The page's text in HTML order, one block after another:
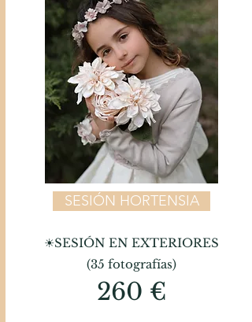
SESIÓN HORTENSIA
☀SESIÓN EN EXTERIORES
(35 fotografías)
260 €